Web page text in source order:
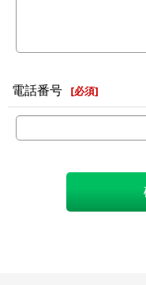
電話番号 [必須]